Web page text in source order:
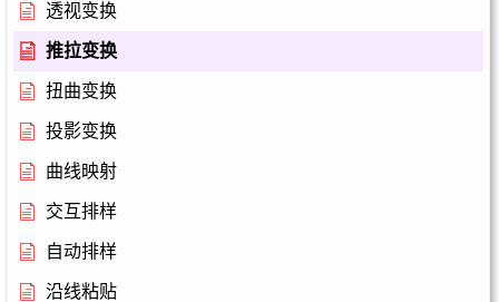
透视变换
推拉变换
扭曲变换
投影变换
曲线映射
交互排样
自动排样
沿线粘贴